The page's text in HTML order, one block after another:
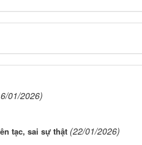
01/2026)
tạc, sai sự thật (22/01/2026)